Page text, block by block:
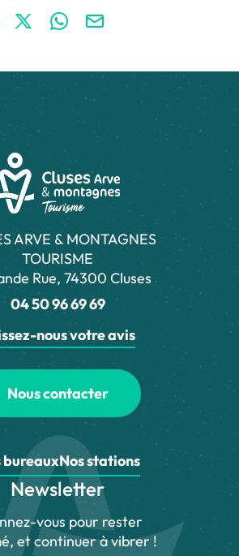
sur Facebook (nouvelle fenêtre)
Partager sur X / Twitter (nouvelle
Partager sur WhatsApp
Partager par mail
ARVE & MONTAGNES
TOURISME
Rue, 74300 Cluses
04 50 96 69 69
nous votre avis
Nous contacter
bureauxNos stations
Newsletter
vous pour rester
et continuer à vibrer !